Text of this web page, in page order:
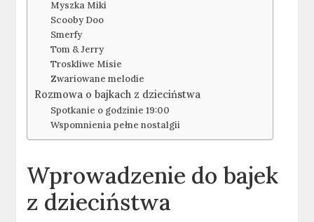
Myszka Miki
Scooby Doo
Smerfy
Tom & Jerry
Troskliwe Misie
Zwariowane melodie
Rozmowa o bajkach z dzieciństwa
Spotkanie o godzinie 19:00
Wspomnienia pełne nostalgii
Wprowadzenie do bajek
z dzieciństwa